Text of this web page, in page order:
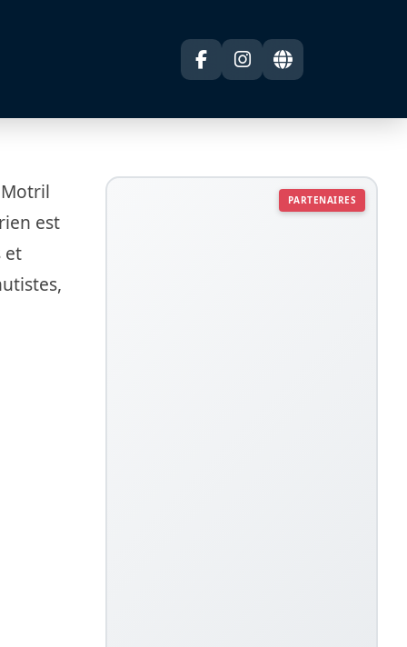
est
et
PARTENAIRES